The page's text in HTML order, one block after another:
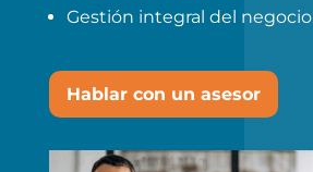
Gestión integral del negocio
Hablar con un asesor